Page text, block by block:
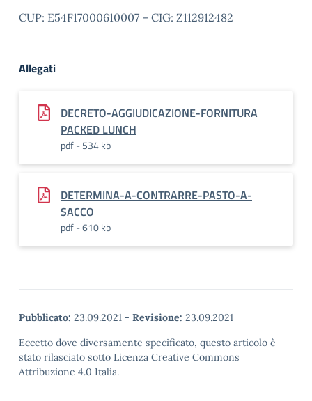
CUP: E54F17000610007 – CIG: Z112912482
Allegati
DECRETO-AGGIUDICAZIONE-FORNITURA
PACKED LUNCH
pdf - 534 kb
DETERMINA-A-CONTRARRE-PASTO-A-
SACCO
pdf - 610 kb
Pubblicato: 23.09.2021 - Revisione: 23.09.2021
Eccetto dove diversamente specificato, questo articolo è
stato rilasciato sotto Licenza Creative Commons
Attribuzione 4.0 Italia.